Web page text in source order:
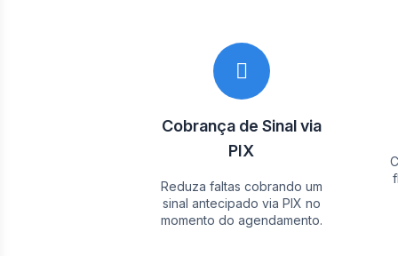
Cobrança de Sinal via
PIX
Reduza faltas cobrando um
sinal antecipado via PIX no
momento do agendamento.